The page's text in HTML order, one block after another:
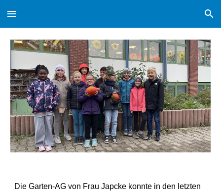
Skip to main content Skip to navigation
Die Garten-AG von Frau Japcke konnte in den letzten